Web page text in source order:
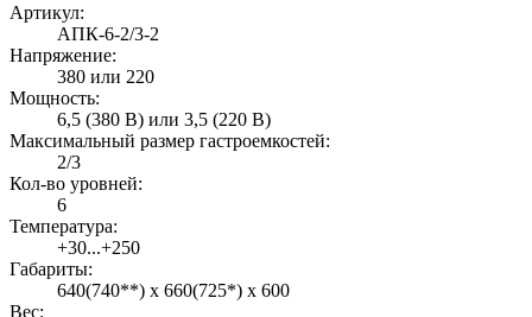
Артикул:
АПК-6-2/3-2
Напряжение:
380 или 220
Мощность:
6,5 (380 В) или 3,5 (220 В)
Максимальный размер гастроемкостей:
2/3
Кол-во уровней:
6
Температура:
+30...+250
Габариты:
640(740**) х 660(725*) х 600
Вес: